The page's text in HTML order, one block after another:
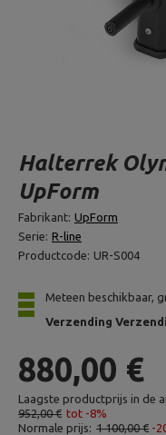
Halterrek
UpForm
Fabrikant: UpForm
Serie: R-line
Productcode: UR-S004
Meteen beschikbaar,
Verzending
880,00 €
Laagste productprijs in de
952,00 € tot -8%
Normale prijs: 1 100,00 € -